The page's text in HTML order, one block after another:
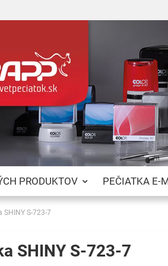
PRODUKTOV PEČIATKA E-
SHINY S-723-7
SHINY S-723-7